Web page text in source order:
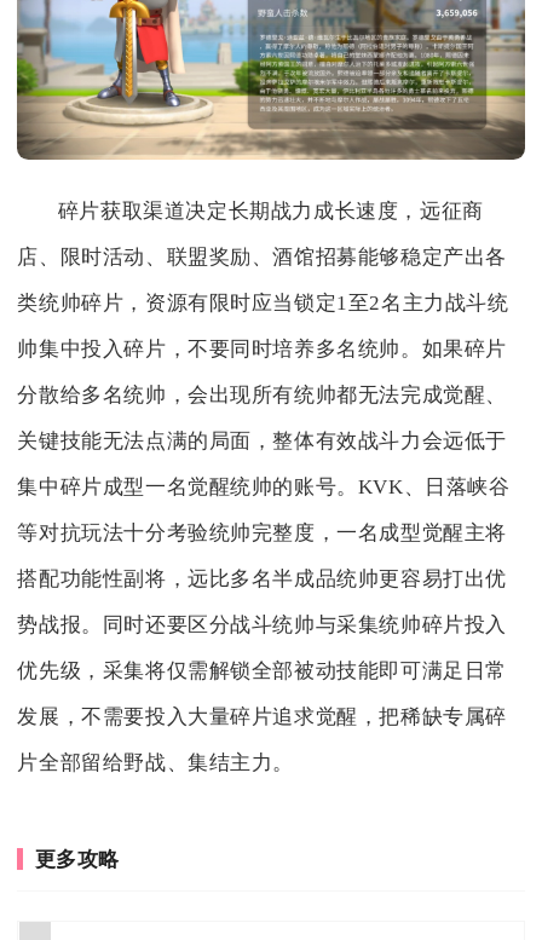
碎片获取渠道决定长期战力成长速度，远征商
店、限时活动、联盟奖励、酒馆招募能够稳定产出各
类统帅碎片，资源有限时应当锁定1至2名主力战斗统
帅集中投入碎片，不要同时培养多名统帅。如果碎片
分散给多名统帅，会出现所有统帅都无法完成觉醒、
关键技能无法点满的局面，整体有效战斗力会远低于
集中碎片成型一名觉醒统帅的账号。KVK、日落峡谷
等对抗玩法十分考验统帅完整度，一名成型觉醒主将
搭配功能性副将，远比多名半成品统帅更容易打出优
势战报。同时还要区分战斗统帅与采集统帅碎片投入
优先级，采集将仅需解锁全部被动技能即可满足日常
发展，不需要投入大量碎片追求觉醒，把稀缺专属碎
片全部留给野战、集结主力。
更多攻略